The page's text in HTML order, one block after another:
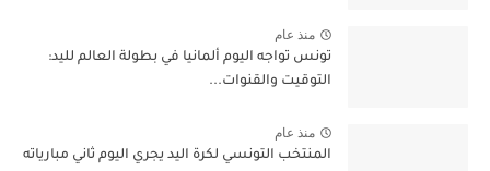
منذ عام
تونس تواجه اليوم ألمانيا في بطولة العالم لليد:
التوقيت والقنوات...
منذ عام
المنتخب التونسي لكرة اليد يجري اليوم ثاني مبارياته